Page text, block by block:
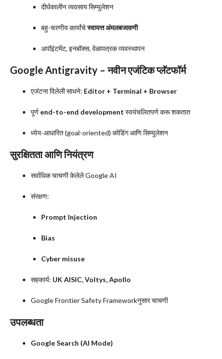
दीर्घकालीन व्यवसाय सिम्युलेशन
बहु-चरणीय कार्यांचेस्वायत्त अंमलबजावणी
अपॉइंटमेंट, इनबॉक्स, वेळापत्रक व्यवस्थापन
Google Antigravity – नवीन एजंटिक प्लॅटफॉर्म
एजंटना दिलेली साधने: Editor + Terminal + Browser
पूर्ण end-to-end development स्वयंचलितपणे करू शकतात
ध्येय-आधारित (goal-oriented) कोडिंग आणि सिम्युलेशन
सुरक्षितता आणि नियंत्रण
सर्वाधिक चाचणी केलेले Google AI
संरक्षण:
Prompt Injection
Bias
Cyber misuse
सहकार्य: UK AISIC, Voltys, Apollo
Google Frontier Safety Frameworkनुसार चाचणी
उपलब्धता
Google Search (AI Mode)